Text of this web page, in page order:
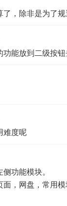
了，除非是为了
功能放到二级按
难度呢
功能模块。
面，网盘，常用